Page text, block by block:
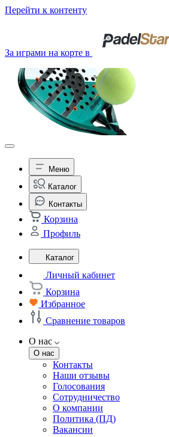
Перейти к контенту
За играми на корте в
Меню
Каталог
Контакты
Корзина
Профиль
Каталог
Личный кабинет
Корзина
Избранное
Сравнение товаров
О нас
О нас
Контакты
Наши отзывы
Голосования
Сотрудничество
О компании
Политика (ПД)
Вакансии